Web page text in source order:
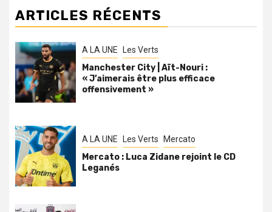
ARTICLES RÉCENTS
A LA UNE Les Verts
Manchester City | Aït-Nouri :
« J’aimerais être plus efficace
offensivement »
A LA UNE Les Verts Mercato
Mercato : Luca Zidane rejoint le CD
Leganés